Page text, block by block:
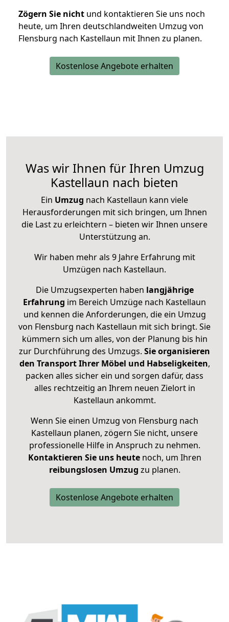
Zögern Sie nicht und kontaktieren Sie uns noch
heute, um Ihren deutschlandweiten Umzug von
Flensburg nach Kastellaun mit Ihnen zu planen.
Kostenlose Angebote erhalten
Was wir Ihnen für Ihren Umzug
Kastellaun nach bieten
Ein Umzug nach Kastellaun kann viele
Herausforderungen mit sich bringen, um Ihnen
die Last zu erleichtern – bieten wir Ihnen unsere
Unterstützung an.
Wir haben mehr als 9 Jahre Erfahrung mit
Umzügen nach Kastellaun.
Die Umzugsexperten haben langjährige
Erfahrung im Bereich Umzüge nach Kastellaun
und kennen die Anforderungen, die ein Umzug
von Flensburg nach Kastellaun mit sich bringt. Sie
kümmern sich um alles, von der Planung bis hin
zur Durchführung des Umzugs. Sie organisieren
den Transport Ihrer Möbel und Habseligkeiten,
packen alles sicher ein und sorgen dafür, dass
alles rechtzeitig an Ihrem neuen Zielort in
Kastellaun ankommt.
Wenn Sie einen Umzug von Flensburg nach
Kastellaun planen, zögern Sie nicht, unsere
professionelle Hilfe in Anspruch zu nehmen.
Kontaktieren Sie uns heutenoch, um Ihren
reibungslosen Umzug zu planen.
Kostenlose Angebote erhalten